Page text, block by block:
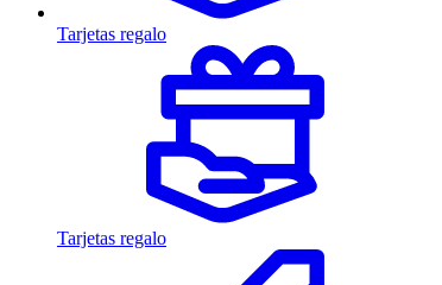
Tarjetas regalo
Tarjetas regalo